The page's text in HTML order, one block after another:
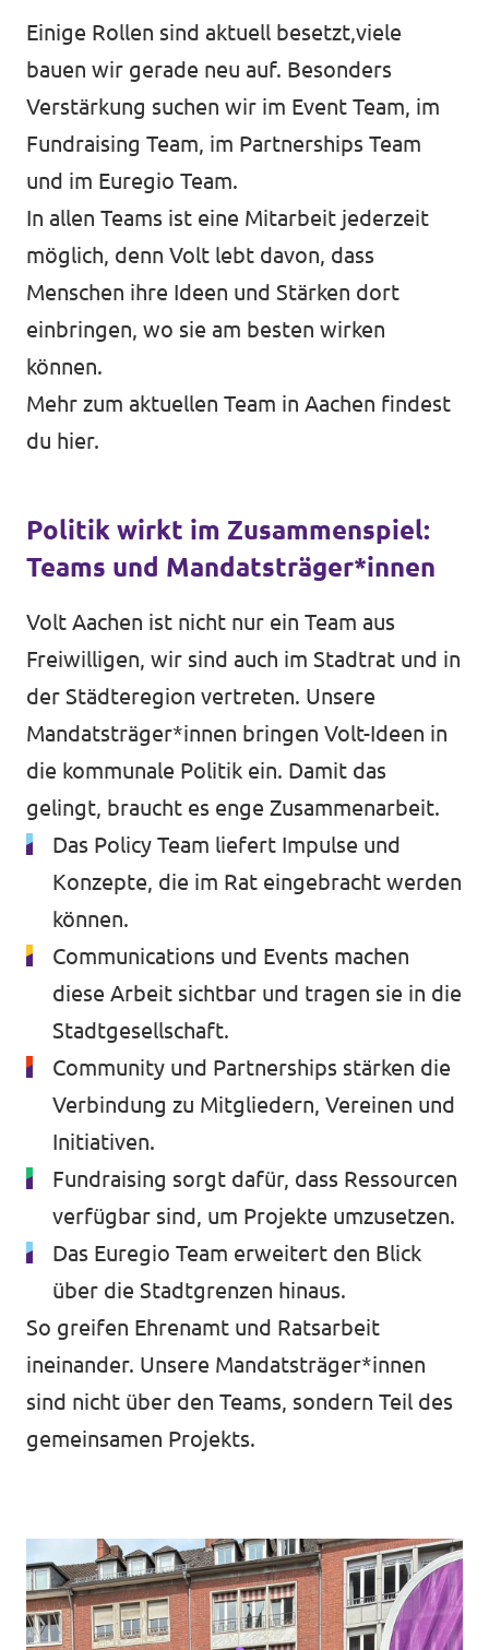
Einige Rollen sind aktuell besetzt,viele
bauen wir gerade neu auf. Besonders
Verstärkung suchen wir im Event Team, im
Fundraising Team, im Partnerships Team
und im Euregio Team.
In allen Teams ist eine Mitarbeit jederzeit
möglich, denn Volt lebt davon, dass
Menschen ihre Ideen und Stärken dort
einbringen, wo sie am besten wirken
können.
Mehr zum aktuellen Team in Aachen findest
du hier.
Politik wirkt im Zusammenspiel:
Teams und Mandatsträger*innen
Volt Aachen ist nicht nur ein Team aus
Freiwilligen, wir sind auch im Stadtrat und in
der Städteregion vertreten. Unsere
Mandatsträger*innen bringen Volt-Ideen in
die kommunale Politik ein. Damit das
gelingt, braucht es enge Zusammenarbeit.
Das Policy Team liefert Impulse und
Konzepte, die im Rat eingebracht werden
können.
Communications und Events machen
diese Arbeit sichtbar und tragen sie in die
Stadtgesellschaft.
Community und Partnerships stärken die
Verbindung zu Mitgliedern, Vereinen und
Initiativen.
Fundraising sorgt dafür, dass Ressourcen
verfügbar sind, um Projekte umzusetzen.
Das Euregio Team erweitert den Blick
über die Stadtgrenzen hinaus.
So greifen Ehrenamt und Ratsarbeit
ineinander. Unsere Mandatsträger*innen
sind nicht über den Teams, sondern Teil des
gemeinsamen Projekts.